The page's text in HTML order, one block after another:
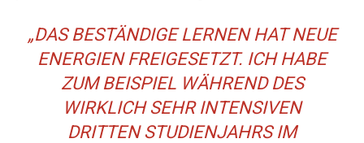
„DAS BESTÄNDIGE LERNEN HAT NEUE
ENERGIEN FREIGESETZT. ICH HABE
ZUM BEISPIEL WÄHREND DES
WIRKLICH SEHR INTENSIVEN
DRITTEN STUDIENJAHRS IM